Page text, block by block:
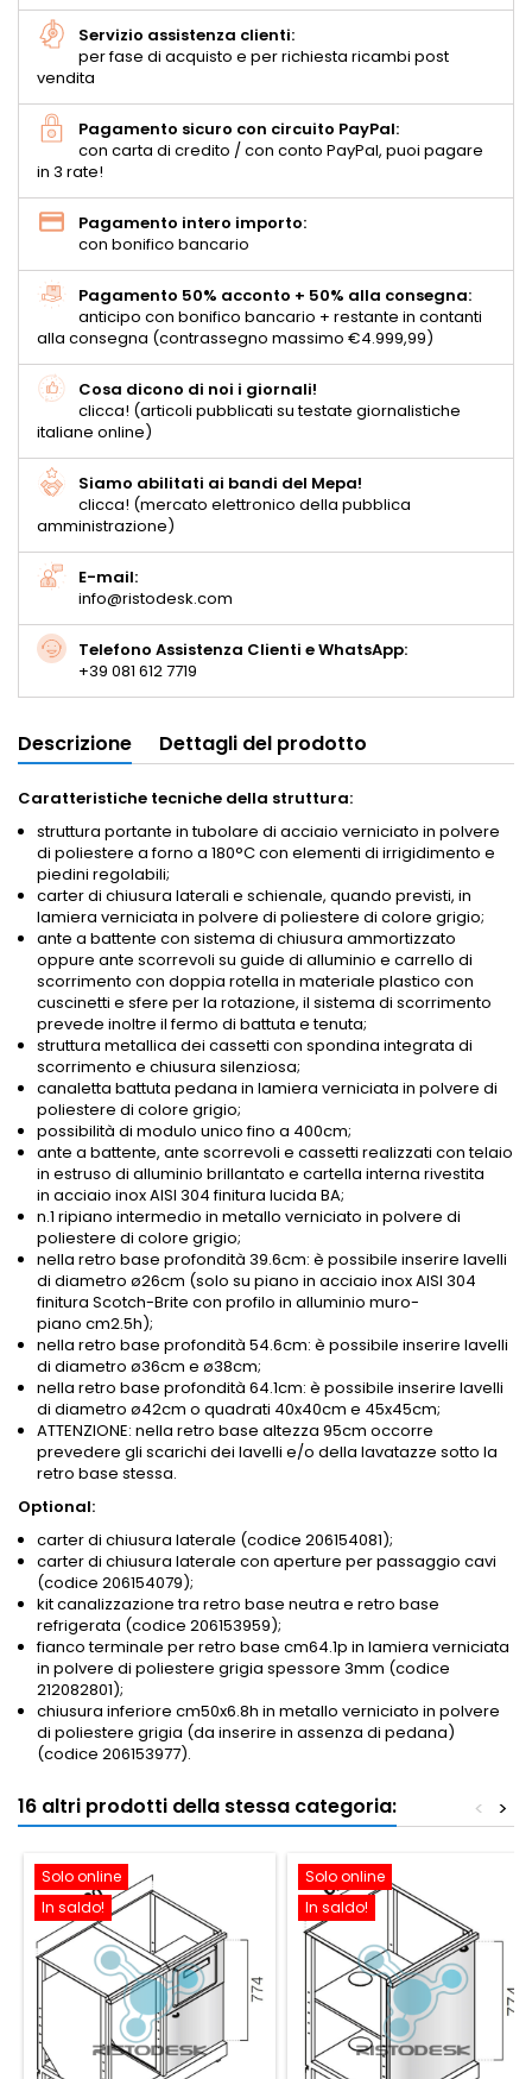
Servizio assistenza clienti:
per fase di acquisto e per richiesta ricambi post
vendita
Pagamento sicuro con circuito PayPal:
con carta di credito / con conto PayPal, puoi pagare
in 3 rate!
Pagamento intero importo:
con bonifico bancario
Pagamento 50% acconto + 50% alla consegna:
anticipo con bonifico bancario + restante in contanti
alla consegna (contrassegno massimo €4.999,99)
Cosa dicono di noi i giornali!
clicca! (articoli pubblicati su testate giornalistiche
italiane online)
Siamo abilitati ai bandi del Mepa!
clicca! (mercato elettronico della pubblica
amministrazione)
E-mail:
info@ristodesk.com
Telefono Assistenza Clienti e WhatsApp:
+39 081 612 7719
Descrizione Dettagli del prodotto
Caratteristiche tecniche della struttura:
struttura portante in tubolare di acciaio verniciato in polvere
di poliestere a forno a 180°C con elementi di irrigidimento e
piedini regolabili;
carter di chiusura laterali e schienale, quando previsti, in
lamiera verniciata in polvere di poliestere di colore grigio;
ante a battente con sistema di chiusura ammortizzato
oppure ante scorrevoli su guide di alluminio e carrello di
scorrimento con doppia rotella in materiale plastico con
cuscinetti e sfere per la rotazione, il sistema di scorrimento
prevede inoltre il fermo di battuta e tenuta;
struttura metallica dei cassetti con spondina integrata di
scorrimento e chiusura silenziosa;
canaletta battuta pedana in lamiera verniciata in polvere di
poliestere di colore grigio;
possibilità di modulo unico fino a 400cm;
ante a battente, ante scorrevoli e cassetti realizzati con telaio
in estruso di alluminio brillantato e cartella interna rivestita
in acciaio inox AISI 304 finitura lucida BA;
n.1 ripiano intermedio in metallo verniciato in polvere di
poliestere di colore grigio;
nella retro base profondità 39.6cm: è possibile inserire lavelli
di diametro ø26cm (solo su piano in acciaio inox AISI 304
finitura Scotch-Brite con profilo in alluminio muro-
piano cm2.5h);
nella retro base profondità 54.6cm: è possibile inserire lavelli
di diametro ø36cm e ø38cm;
nella retro base profondità 64.1cm: è possibile inserire lavelli
di diametro ø42cm o quadrati 40x40cm e 45x45cm;
ATTENZIONE: nella retro base altezza 95cm occorre
prevedere gli scarichi dei lavelli e/o della lavatazze sotto la
retro base stessa.
Optional:
carter di chiusura laterale (codice 206154081);
carter di chiusura laterale con aperture per passaggio cavi
(codice 206154079);
kit canalizzazione tra retro base neutra e retro base
refrigerata (codice 206153959);
fianco terminale per retro base cm64.1p in lamiera verniciata
in polvere di poliestere grigia spessore 3mm (codice
212082801);
chiusura inferiore cm50x6.8h in metallo verniciato in polvere
di poliestere grigia (da inserire in assenza di pedana)
(codice 206153977).
16 altri prodotti della stessa categoria: >
<
Solo online
In saldo!
Solo online
In saldo!